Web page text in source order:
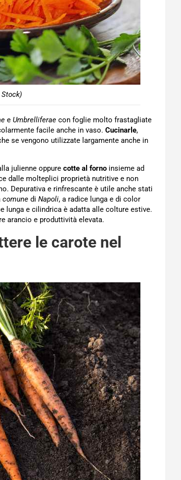
e Umbrelliferae con foglie molto frastagliate
facile anche in vaso. Cucinarle,
se vengono utilizzate largamente anche in
julienne oppure cotte al forno insieme ad
dalle molteplici proprietà nutritive e non
Depurativa e rinfrescante è utile anche stati
comune di Napoli, a radice lunga e di color
lunga e cilindrica è adatta alle colture estive.
arancio e produttività elevata.
le carote nel